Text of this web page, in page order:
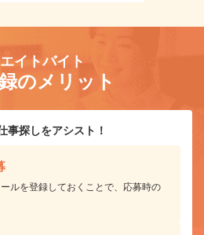
イトバイト
のメリット
事探しをアシスト！
ルを登録しておくことで、応募時の